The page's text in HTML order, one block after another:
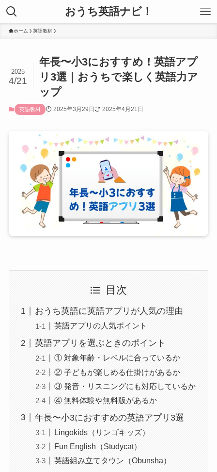
おうち英語ナビ！
ホーム 英語教材
年長〜小3におすすめ！英語アプ
リ3選｜おうちで楽しく英語力ア
ップ
2025
4/21
英語教材 2025年3月29日 2025年4月21日
目次
おうち英語に英語アプリが人気の理由
英語アプリの人気ポイント
英語アプリを選ぶときのポイント
① 対象年齢・レベルに合っているか
② 子どもが楽しめる仕掛けがあるか
③ 発音・リスニングにも対応しているか
④ 無料体験や無料版があるか
年長〜小3におすすめの英語アプリ3選
Lingokids（リンゴキッズ）
Fun English（Studycat）
英語組み立てタウン（Obunsha）